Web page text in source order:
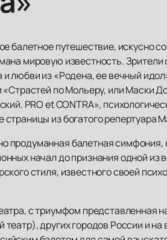
балетное путешествие, искусно
мировую известность.
любви из «Родена, ее вечный
по Мольеру, или Маски
PRO et CONTRA»,
из богатого репертуара
балетная симфония,
начал до признания одной
стиля, известного своей
с триумфом представленная
других городов России и